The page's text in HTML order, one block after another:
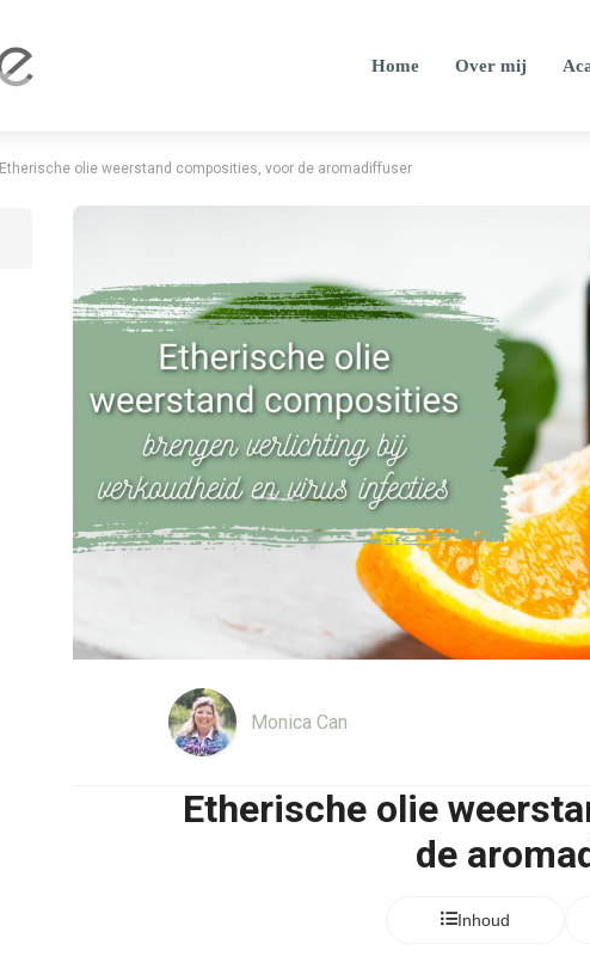
Home Over mij
Etherische olie weerstand composities, voor de aromadiffuser
Monica Can
Etherische olie
de
Inhoud